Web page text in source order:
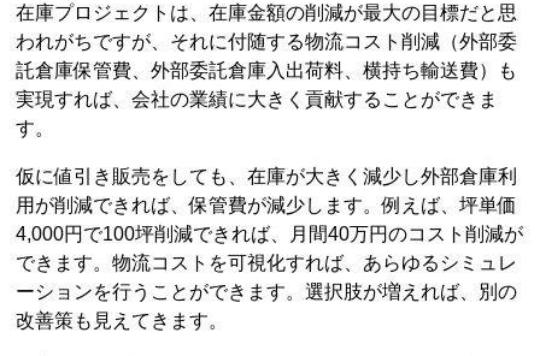
在庫プロジェクトは、在庫金額の削減が最大の目標だと思
われがちですが、それに付随する物流コスト削減（外部委
託倉庫保管費、外部委託倉庫入出荷料、横持ち輸送費）も
実現すれば、会社の業績に大きく貢献することができま
す。
仮に値引き販売をしても、在庫が大きく減少し外部倉庫利
用が削減できれば、保管費が減少します。例えば、坪単価
4,000円で100坪削減できれば、月間40万円のコスト削減が
できます。物流コストを可視化すれば、あらゆるシミュレ
ーションを行うことができます。選択肢が増えれば、別の
改善策も見えてきます。